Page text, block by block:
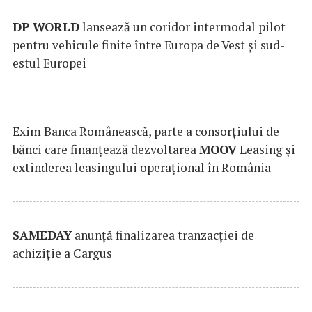
DP WORLDlansează un coridor intermodal pilot
pentru vehicule finite între Europa de Vest și sud-
estul Europei
Exim Banca Românească, parte a consorțiului de
bănci care finanțează dezvoltarea MOOVLeasing și
extinderea leasingului operațional în România
SAMEDAYanunță finalizarea tranzacției de
achiziție a Cargus